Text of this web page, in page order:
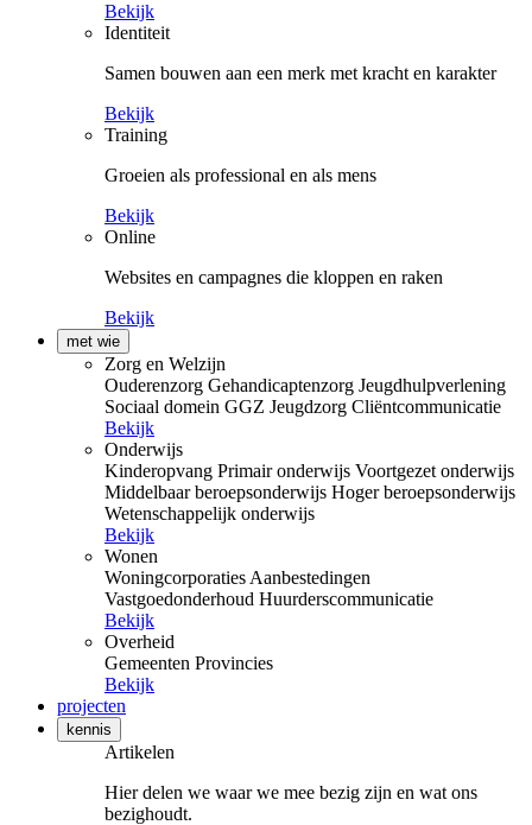
Bekijk
Identiteit
Samen bouwen aan een merk met kracht en karakter
Bekijk
Training
Groeien als professional en als mens
Bekijk
Online
Websites en campagnes die kloppen en raken
Bekijk
met wie
Zorg en Welzijn
Ouderenzorg Gehandicaptenzorg Jeugdhulpverlening
Sociaal domein GGZ Jeugdzorg Cliëntcommunicatie
Bekijk
Onderwijs
Kinderopvang Primair onderwijs Voortgezet onderwijs
Middelbaar beroepsonderwijs Hoger beroepsonderwijs
Wetenschappelijk onderwijs
Bekijk
Wonen
Woningcorporaties Aanbestedingen
Vastgoedonderhoud Huurderscommunicatie
Bekijk
Overheid
Gemeenten Provincies
Bekijk
projecten
kennis
Artikelen
Hier delen we waar we mee bezig zijn en wat ons
bezighoudt.